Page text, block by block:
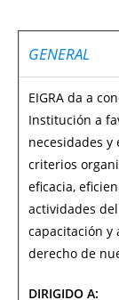
GENERAL
EIGRA da a
Institución a
necesidades y
criterios
eficacia,
actividades
capacitación y
derecho de
DIRIGIDO A: